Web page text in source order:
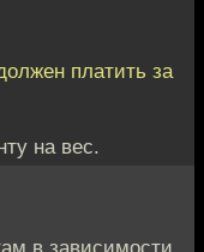
платить за
на вес.
в зависимости